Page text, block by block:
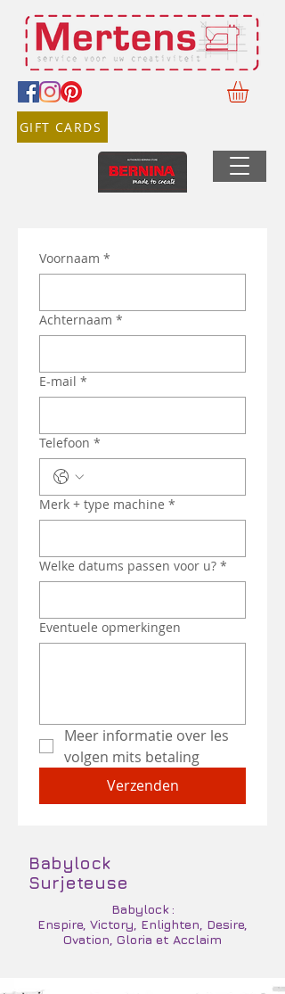
GIFT CARDS
Voornaam *
Achternaam *
E-mail *
Telefoon *
Merk + type machine *
Welke datums passen voor u? *
Eventuele opmerkingen
Meer informatie over les
Verzenden
Babylock
Surjeteuse
Babylock :
Enspire, Victory, Enlighten, Desire,
Ovation, Gloria et Acclaim